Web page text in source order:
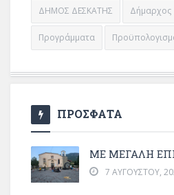
ΔΗΜΟΣ ΔΕΣΚΑΤΗΣ Δήμαρχος
Προγράμματα
ΠΡΟΣΦΑΤΑ
ΜΕ ΜΕΓΆΛΗ
7 ΑΥΓΟΎΣΤΟΥ,